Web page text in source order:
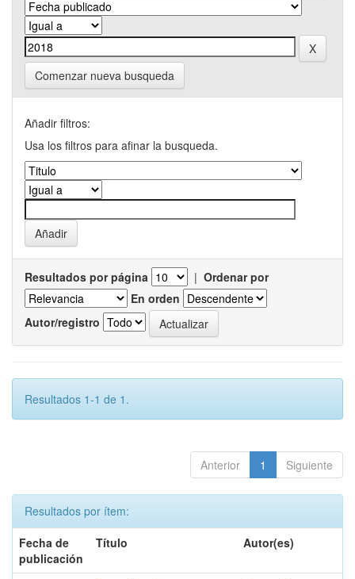
Comenzar nueva busqueda
Añadir filtros:
Usa los filtros para afinar la busqueda.
Resultados por página | Ordenar por
En orden
Autor/registro
Resultados 1-1 de 1.
Anterior 1 Siguiente
Resultados por ítem:
Fecha de
publicación
Título Autor(es)